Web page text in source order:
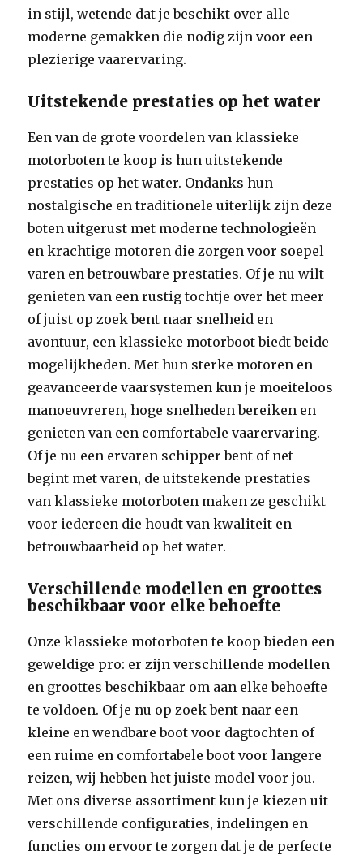
in stijl, wetende dat je beschikt over alle
moderne gemakken die nodig zijn voor een
plezierige vaarervaring.
Uitstekende prestaties op het water
Een van de grote voordelen van klassieke
motorboten te koop is hun uitstekende
prestaties op het water. Ondanks hun
nostalgische en traditionele uiterlijk zijn deze
boten uitgerust met moderne technologieën
en krachtige motoren die zorgen voor soepel
varen en betrouwbare prestaties. Of je nu wilt
genieten van een rustig tochtje over het meer
of juist op zoek bent naar snelheid en
avontuur, een klassieke motorboot biedt beide
mogelijkheden. Met hun sterke motoren en
geavanceerde vaarsystemen kun je moeiteloos
manoeuvreren, hoge snelheden bereiken en
genieten van een comfortabele vaarervaring.
Of je nu een ervaren schipper bent of net
begint met varen, de uitstekende prestaties
van klassieke motorboten maken ze geschikt
voor iedereen die houdt van kwaliteit en
betrouwbaarheid op het water.
Verschillende modellen en groottes
beschikbaar voor elke behoefte
Onze klassieke motorboten te koop bieden een
geweldige pro: er zijn verschillende modellen
en groottes beschikbaar om aan elke behoefte
te voldoen. Of je nu op zoek bent naar een
kleine en wendbare boot voor dagtochten of
een ruime en comfortabele boot voor langere
reizen, wij hebben het juiste model voor jou.
Met ons diverse assortiment kun je kiezen uit
verschillende configuraties, indelingen en
functies om ervoor te zorgen dat je de perfecte